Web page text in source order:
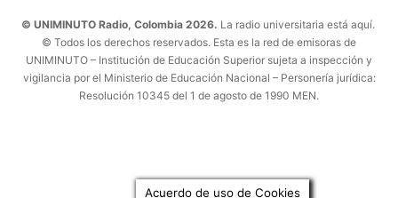
© UNIMINUTO Radio, Colombia 2026. La radio universitaria está aquí.
© Todos los derechos reservados. Esta es la red de emisoras de
UNIMINUTO – Institución de Educación Superior sujeta a inspección y
vigilancia por el Ministerio de Educación Nacional – Personería jurídica:
Resolución 10345 del 1 de agosto de 1990 MEN.
Acuerdo de uso de Cookies